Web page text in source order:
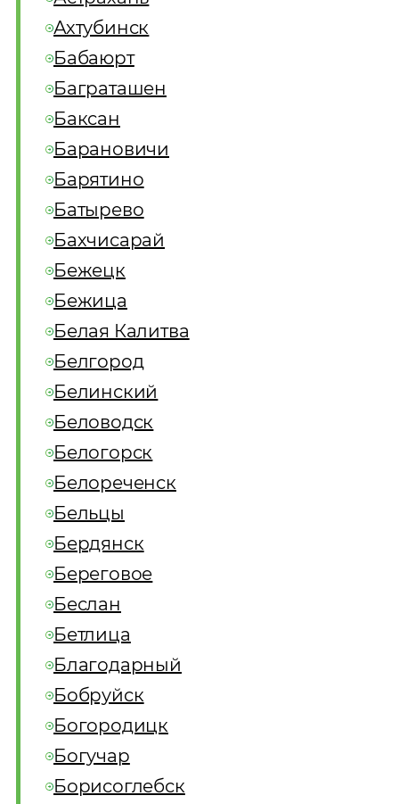
Ахтубинск
Бабаюрт
Баграташен
Баксан
Барановичи
Барятино
Батырево
Бахчисарай
Бежецк
Бежица
Белая Калитва
Белгород
Белинский
Беловодск
Белогорск
Белореченск
Бельцы
Бердянск
Береговое
Беслан
Бетлица
Благодарный
Бобруйск
Богородицк
Богучар
Борисоглебск